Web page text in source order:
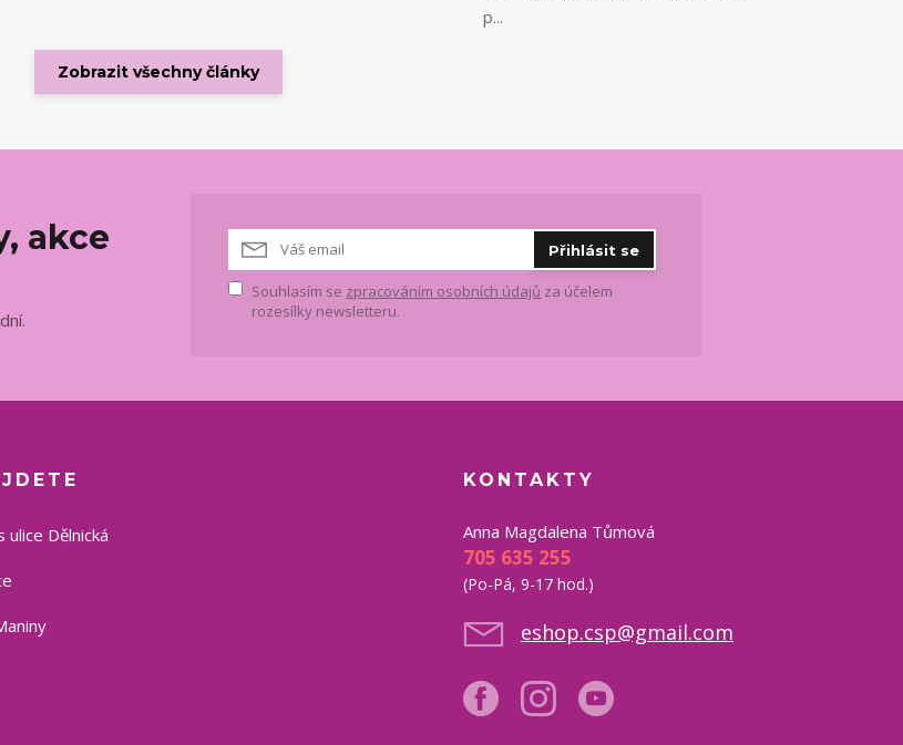
p...
Zobrazit všechny články
akce
Přihlásit se
Souhlasím se zpracováním osobních údajů za účelem
rozesílky newsletteru.
Dělnická
KONTAKTY
Anna Magdalena Tůmová
705 635 255
(Po-Pá, 9-17 hod.)
eshop.csp@gmail.com